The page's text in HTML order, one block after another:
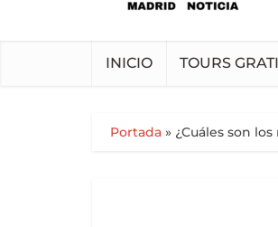
INICIO TOURS
Portada » ¿Cuáles son